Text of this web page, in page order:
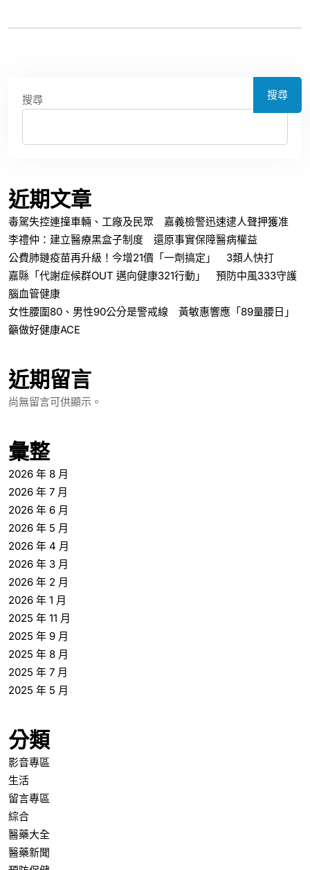
搜尋 搜尋
近期文章
毒駕失控連撞車輛、工廠及民眾 嘉義檢警迅速逮人聲押獲准
李禮仲：建立醫療黑盒子制度 還原事實保障醫病權益
公費肺鏈疫苗再升級！今增21價「一劑搞定」 3類人快打
嘉縣「代謝症候群OUT 邁向健康321行動」 預防中風333守護
腦血管健康
女性腰圍80、男性90公分是警戒線 黃敏惠響應「89量腰日」
籲做好健康ACE
近期留言
尚無留言可供顯示。
彙整
2026 年 8 月
2026 年 7 月
2026 年 6 月
2026 年 5 月
2026 年 4 月
2026 年 3 月
2026 年 2 月
2026 年 1 月
2025 年 11 月
2025 年 9 月
2025 年 8 月
2025 年 7 月
2025 年 5 月
分類
影音專區
生活
留言專區
綜合
醫藥大全
醫藥新聞